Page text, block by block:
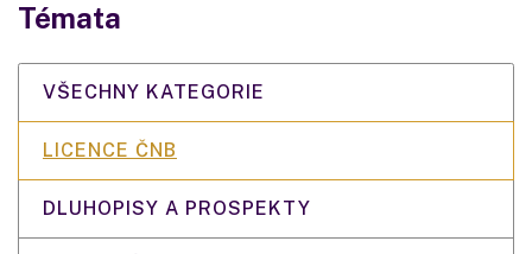
Témata
VŠECHNY KATEGORIE
LICENCE ČNB
DLUHOPISY A PROSPEKTY